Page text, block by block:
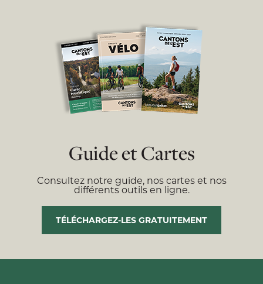
Guide et Cartes
Consultez notre guide, nos cartes et nos
différents outils en ligne.
TÉLÉCHARGEZ-LES GRATUITEMENT